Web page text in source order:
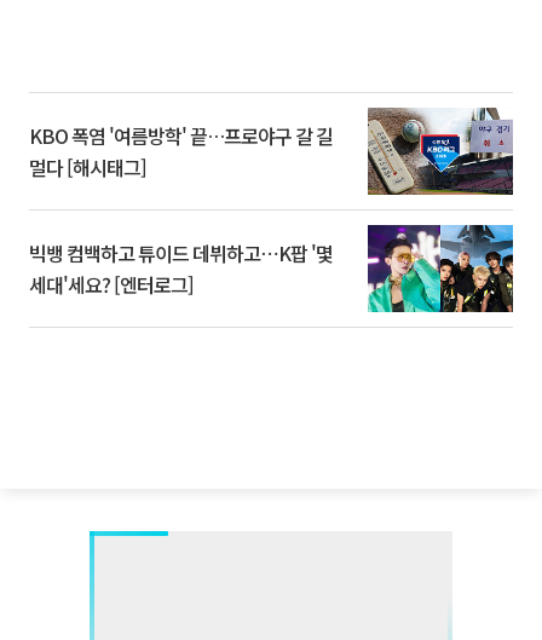
KBO 폭염 '여름방학' 끝…프로야구 갈 길
멀다 [해시태그]
빅뱅 컴백하고 튜이드 데뷔하고⋯K팝 '몇
세대'세요? [엔터로그]